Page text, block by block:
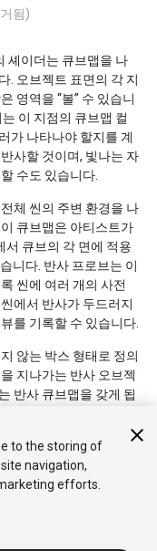
됨)
셰이더는 큐브맵을 나
. 오브젝트 표면의 각 지
영역을 “볼” 수 있습니
이 지점의 큐브맵 컬
가 나타나야 할지를 계
사할 것이며, 빛나는 자
수도 있습니다.
체 씬의 주변 환경을 나
큐브맵은 아티스트가
서 큐브의 각 면에 적용
니다. 반사 프로브는 이
씬에 여러 개의 사전
에서 반사가 두드러지
를 기록할 수 있습니다.
않는 박스 형태로 정의
지나가는 반사 오브젝
반사 큐브맵을 갖게 됩
to the storing of
navigation,
efforts.